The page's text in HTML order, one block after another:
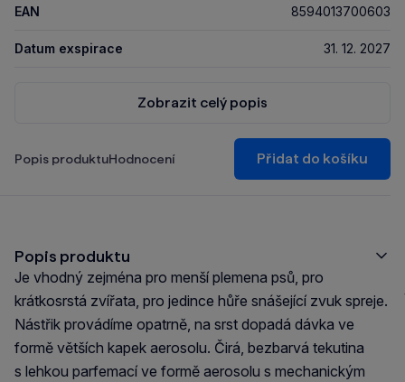
EAN 8594013700603
Datum exspirace 31. 12. 2027
Zobrazit celý popis
Popis produktuHodnocení Přidat do košíku
Popis produktu
Je vhodný zejména pro menší plemena psů, pro
krátkosrstá zvířata, pro jedince hůře snášející zvuk spreje.
Nástřik provádíme opatrně, na srst dopadá dávka ve
formě větších kapek aerosolu. Čirá, bezbarvá tekutina
s lehkou parfemací ve formě aerosolu s mechanickým